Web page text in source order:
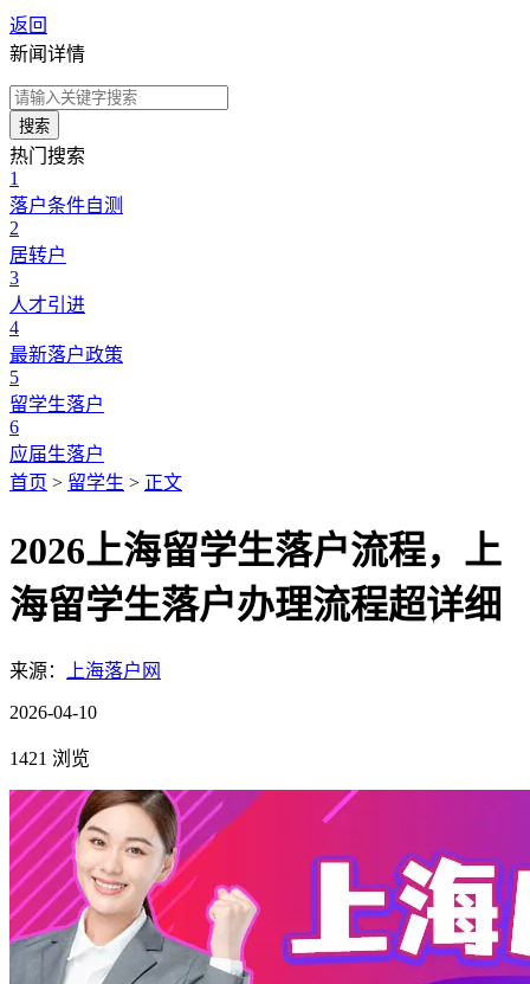
返回
新闻详情
搜索
热门搜索
1
落户条件自测
2
居转户
3
人才引进
4
最新落户政策
5
留学生落户
6
应届生落户
首页 > 留学生 > 正文
2026上海留学生落户流程，上
海留学生落户办理流程超详细
来源： 上海落户网
2026-04-10
1421 浏览